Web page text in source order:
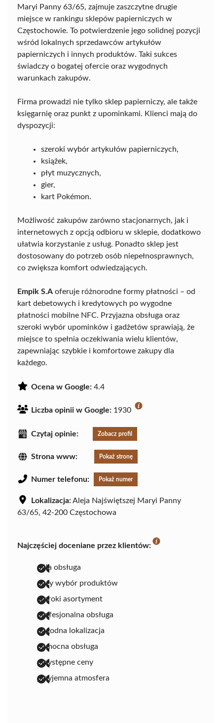
Maryi Panny 63/65, zajmuje zaszczytne drugie
miejsce w rankingu sklepów papierniczych w
Częstochowie. To potwierdzenie jego solidnej pozycji
wśród lokalnych sprzedawców artykułów
papierniczych i innych produktów. Taki sukces
świadczy o bogatej ofercie oraz wygodnych
warunkach zakupów.
Firma prowadzi nie tylko sklep papierniczy, ale także
księgarnię oraz punkt z upominkami. Klienci mają do
dyspozycji:
szeroki wybór artykułów papierniczych,
książek,
płyt muzycznych,
gier,
kart Pokémon.
Możliwość zakupów zarówno stacjonarnych, jak i
internetowych z opcją odbioru w sklepie, dodatkowo
ułatwia korzystanie z usług. Ponadto sklep jest
dostosowany do potrzeb osób niepełnosprawnych,
co zwiększa komfort odwiedzających.
Empik S.A oferuje różnorodne formy płatności – od
kart debetowych i kredytowych po wygodne
płatności mobilne NFC. Przyjazna obsługa oraz
szeroki wybór upominków i gadżetów sprawiają, że
miejsce to spełnia oczekiwania wielu klientów,
zapewniając szybkie i komfortowe zakupy dla
każdego.
Ocena w Google: 4.4
Liczba opinii w Google: 1930
Czytaj opinie: Zobacz profil
Strona www: Pokaż stronę
Numer telefonu: Pokaż numer
Lokalizacja:Aleja Najświętszej Maryi Panny
63/65, 42-200 Częstochowa
Najczęściej doceniane przez klientów:
miła obsługa
duży wybór produktów
szeroki asortyment
profesjonalna obsługa
dogodna lokalizacja
pomocna obsługa
przystępne ceny
przyjemna atmosfera